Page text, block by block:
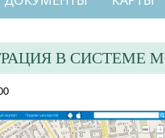
В СИСТЕМЕ